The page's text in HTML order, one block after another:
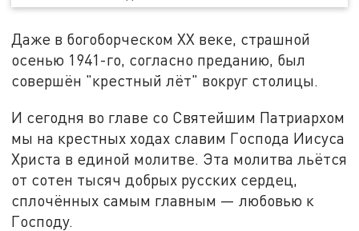
Даже в богоборческом XX веке, страшной
осенью 1941-го, согласно преданию, был
совершён "крестный лёт" вокруг столицы.
И сегодня во главе со Святейшим Патриархом
мы на крестных ходах славим Господа Иисуса
Христа в единой молитве. Эта молитва льётся
от сотен тысяч добрых русских сердец,
сплочённых самым главным — любовью к
Господу.